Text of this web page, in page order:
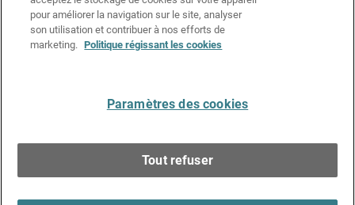
Politique de confidentialité
Charte Graphique
pour améliorer la navigation sur le site, analyser
son utilisation et contribuer à nos efforts de
marketing. Politique régissant les cookies
Paramètres des cookies
Tout refuser